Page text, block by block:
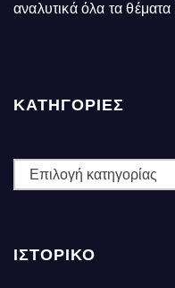
αναλυτικά όλα τα θέματα
ΚΑΤΗΓΟΡΙΕΣ
ΚΑΤΗΓΟΡΙΕΣ
ΙΣΤΟΡΙΚΌ